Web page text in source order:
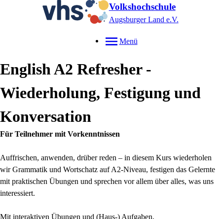
Volkshochschule
Augsburger Land e.V.
Menü
English A2 Refresher -
Wiederholung, Festigung und
Konversation
Für Teilnehmer mit Vorkenntnissen
Auffrischen, anwenden, drüber reden – in diesem Kurs wiederholen
wir Grammatik und Wortschatz auf A2-Niveau, festigen das Gelernte
mit praktischen Übungen und sprechen vor allem über alles, was uns
interessiert.
Mit interaktiven Übungen und (Haus-) Aufgaben.